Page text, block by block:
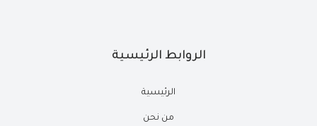
الروابط الرئيسية
الرئيسية
من نحن